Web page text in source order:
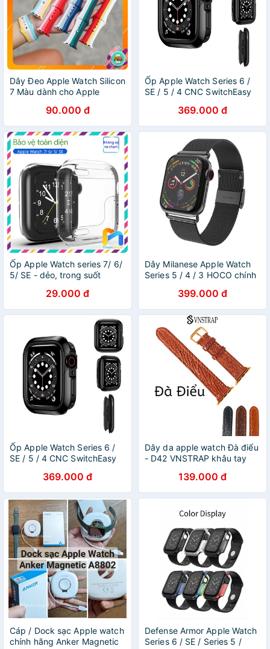
Dây Đeo Apple Watch Silicon
7 Màu dành cho Apple
90.000 đ
Ốp Apple Watch Series 6 /
SE / 5 / 4 CNC SwitchEasy
369.000 đ
Ốp Apple Watch series 7/ 6/
5/ SE - dẻo, trong suốt
29.000 đ
Dây Milanese Apple Watch
Series 5 / 4 / 3 HOCO chính
399.000 đ
Ốp Apple Watch Series 6 /
SE / 5 / 4 CNC SwitchEasy
369.000 đ
Dây da apple watch Đà điểu
- D42 VNSTRAP khâu tay
series 3 series 4 series 5
series 6
139.000 đ
Cáp / Dock sạc Apple watch
chính hãng Anker Magnetic
Defense Armor Apple Watch
Series 6 / SE / Series 5 /